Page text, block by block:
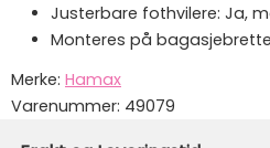
Justerbare fothvilere: Ja,
Monteres på
Merke: Hamax
Varenummer: 49079